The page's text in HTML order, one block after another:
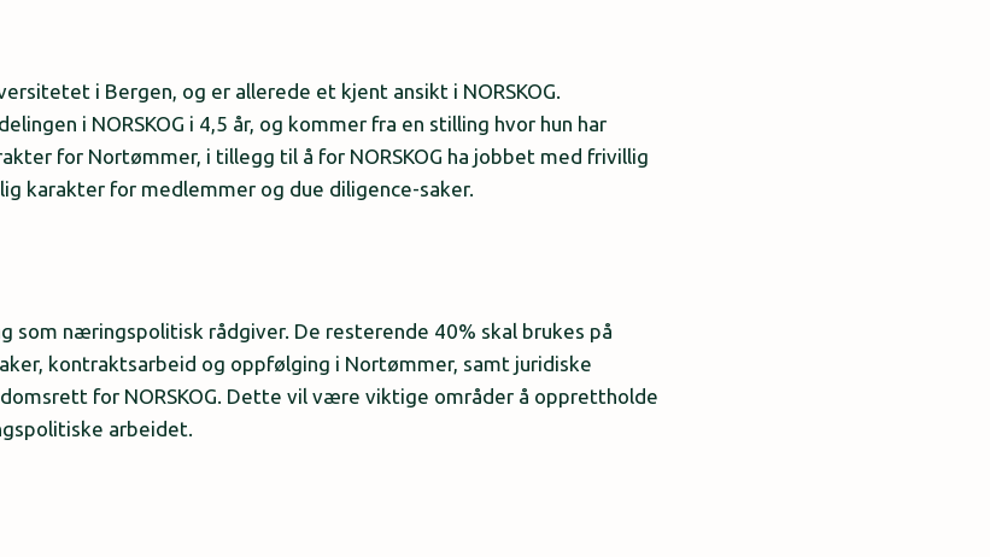
i Bergen, og er allerede et kjent ansikt i NORSKOG.
i NORSKOG i 4,5 år, og kommer fra en stilling hvor hun har
for Nortømmer, i tillegg til å for NORSKOG ha jobbet med frivillig
karakter for medlemmer og due diligence-saker.
som næringspolitisk rådgiver. De resterende 40% skal brukes på
kontraktsarbeid og oppfølging i Nortømmer, samt juridiske
for NORSKOG. Dette vil være viktige områder å opprettholde
arbeidet.